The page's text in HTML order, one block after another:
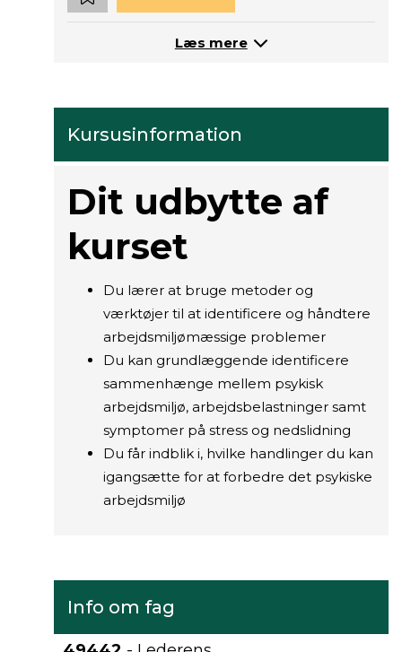
Læs mere
Kursusinformation
Dit udbytte af
kurset
Du lærer at bruge metoder og
værktøjer til at identificere og håndtere
arbejdsmiljømæssige problemer
Du kan grundlæggende identificere
sammenhænge mellem psykisk
arbejdsmiljø, arbejdsbelastninger samt
symptomer på stress og nedslidning
Du får indblik i, hvilke handlinger du kan
igangsætte for at forbedre det psykiske
arbejdsmiljø
Info om fag